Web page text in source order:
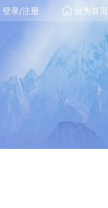
设为首页
登录/注册